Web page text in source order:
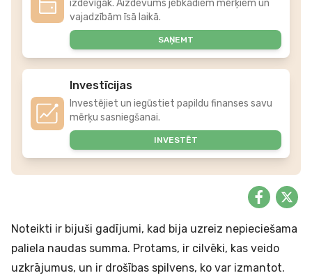
izdevīgāk. Aizdevums jebkādiem mērķiem un
vajadzībām īsā laikā.
SAŅEMT
Investīcijas
Investējiet un iegūstiet papildu finanses savu
mērķu sasniegšanai.
INVESTĒT
Noteikti ir bijuši gadījumi, kad bija uzreiz nepieciešama
paliela naudas summa. Protams, ir cilvēki, kas veido
uzkrājumus, un ir drošības spilvens, ko var izmantot.